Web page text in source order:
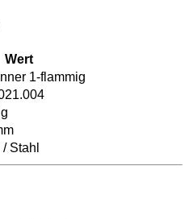
Wert
1-flammig
Stahl